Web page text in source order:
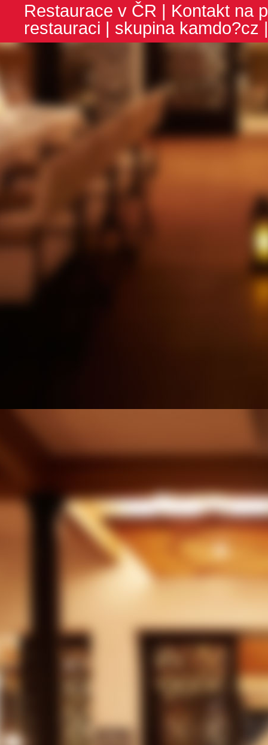
Restaurace v ČR | Kontakt na
restauraci | skupina kamdo?cz |